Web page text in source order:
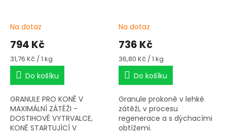
Na dotaz
794 Kč
Měrná
cena:
31,76 Kč / 1 kg
Do košíku
GRANULE PRO KONĚ V
MAXIMÁLNÍ ZÁTĚŽI -
DOSTIHOVÉ VYTRVALCE,
KONĚ STARTUJÍCÍ V
Na dotaz
736 Kč
Měrná
cena:
36,80 Kč / 1 kg
Do košíku
Granule prokoně v lehké
zátěži, v procesu
regenerace a s dýchacími
obtížemi.